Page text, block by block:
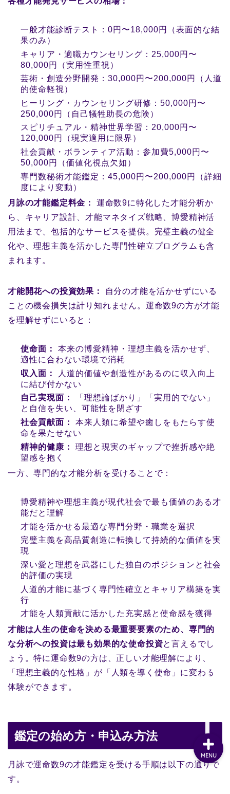
一般才能診断テスト：0円〜18,000円（表面的な結
果のみ）
キャリア・適職カウンセリング：25,000円〜
80,000円（実用性重視）
芸術・創造分野開発：30,000円〜200,000円（人道
的使命軽視）
ヒーリング・カウンセリング研修：50,000円〜
250,000円（自己犠牲助長の危険）
スピリチュアル・精神世界学習：20,000円〜
120,000円（現実適用に限界）
社会貢献・ボランティア活動：参加費5,000円〜
50,000円（価値化視点欠如）
専門数秘術才能鑑定：45,000円〜200,000円（詳細
度により変動）
月詠の才能鑑定料金：
運命数9に特化した才能分析か
ら、キャリア設計、才能マネタイズ戦略、博愛精神活
用法まで、包括的なサービスを提供。完璧主義の健全
化や、理想主義を活かした専門性確立プログラムも含
まれます。
才能開花への投資効果：
自分の才能を活かせずにいる
ことの機会損失は計り知れません。運命数9の方が才能
を理解せずにいると：
使命面：
本来の博愛精神・理想主義を活かせず、
適性に合わない環境で消耗
収入面：
人道的価値や創造性があるのに収入向上
に結び付かない
自己実現面：
「理想論ばかり」「実用的でない」
と自信を失い、可能性を閉ざす
社会貢献面：
本来人類に希望や癒しをもたらす使
命を果たせない
精神的健康：
理想と現実のギャップで挫折感や絶
望感を抱く
一方、専門的な才能分析を受けることで：
博愛精神や理想主義が現代社会で最も価値のある才
能だと理解
才能を活かせる最適な専門分野・職業を選択
完璧主義を高品質創造に転換して持続的な価値を実
現
深い愛と理想を武器にした独自のポジションと社会
的評価の実現
人道的才能に基づく専門性確立とキャリア構築を実
行
才能を人類貢献に活かした充実感と使命感を獲得
才能は人生の使命を決める最重要要素のため、専門的
な分析への投資は最も効果的な使命投資と言えるでし
ょう。特に運命数9の方は、正しい才能理解により、
「理想主義的な性格」が「人類を導く使命」に変わる
体験ができます。
鑑定の始め方・申込み方法
月詠で運命数9の才能鑑定を受ける手順は以下の通りで
す。
MENU